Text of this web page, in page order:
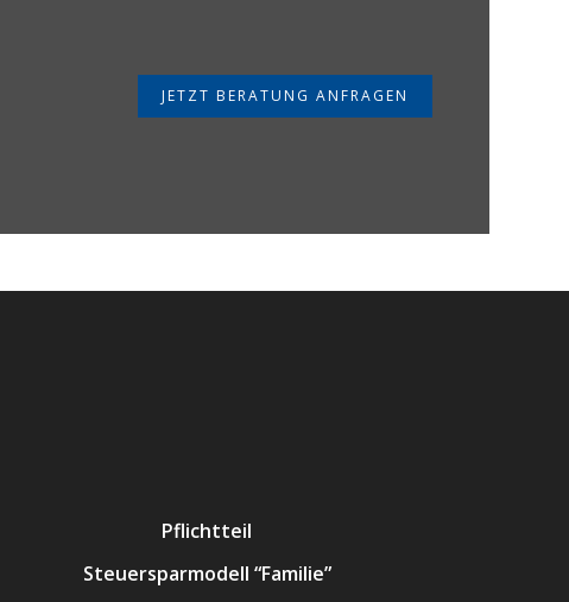
JETZT BERATUNG ANFRAGEN
Pflichtteil
Steuersparmodell “Familie”